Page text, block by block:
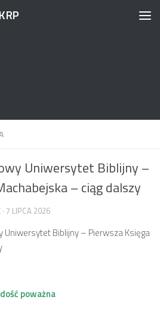
Uniwersytet Biblijny –
– ciąg dalszy
· 7 LIPCA 2026
Uniwersytet Biblijny – Pierwsza Księga
poważna